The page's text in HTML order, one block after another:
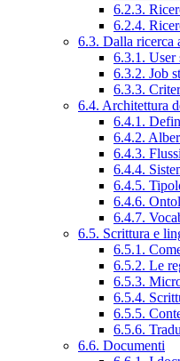
6.2.3.
6.2.4.
6.3. Dalla ricerca
6.3.1. User
6.3.2. Job
6.3.3.
6.4. Architettura
6.4.1.
6.4.2.
6.4.3.
6.4.4.
6.4.5.
6.4.6.
6.4.7.
6.5. Scrittura e
6.5.1.
6.5.2. Le
6.5.3.
6.5.4.
6.5.5.
6.5.6.
6.6. Documenti